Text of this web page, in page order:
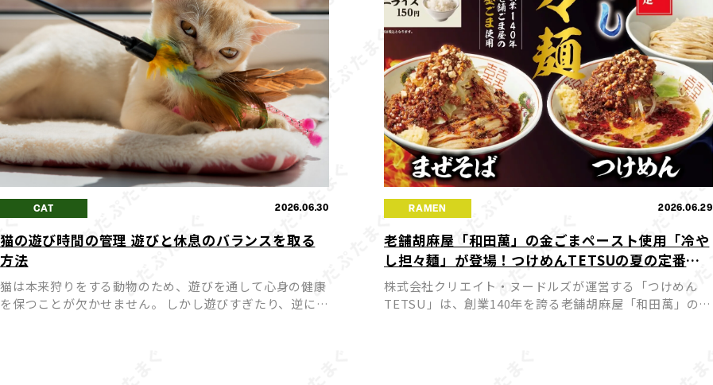
CAT 2026.06.30
猫の遊び時間の管理 遊びと休息のバランスを取る
方法
猫は本来狩りをする動物のため、遊びを通して心身の健康
を保つことが欠かせません。 しかし遊びすぎたり、逆に遊
RAMEN 2026.06.29
老舗胡麻屋「和田萬」の金ごまペースト使用「冷や
し担々麺」が登場！つけめんTETSUの夏の定番が7
月1日より販売開始
株式会社クリエイト・ヌードルズが運営する「つけめん
TETSU」は、創業140年を誇る老舗胡麻屋「和田萬」の濃